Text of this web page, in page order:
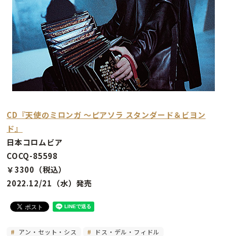
CD『天使のミロンガ 〜ピアソラ スタンダード＆ビヨン
ド』
日本コロムビア
COCQ-85598
￥3300（税込）
2022.12/21（水）発売
アン・セット・シス ドス・デル・フィドル